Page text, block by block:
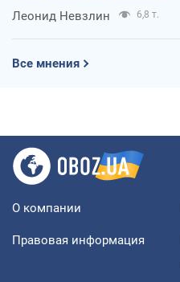
Леонид Невзлин 6,8 т.
Все мнения
О компании
Правовая информация